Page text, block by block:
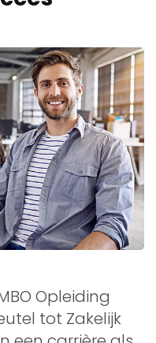
Opleiding
tot Zakelijk